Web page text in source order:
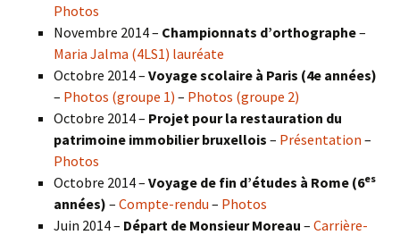
Photos
Novembre 2014 – Championnats d’orthographe–
Maria Jalma (4LS1) lauréate
Octobre 2014 – Voyage scolaire à Paris (4e années)
– Photos (groupe 1) – Photos (groupe 2)
Octobre 2014 – Projet pour la restauration du
patrimoine immobilier bruxellois – Présentation –
Photos
Octobre 2014 – Voyage de fin d’études à Rome (6es
années) – Compte-rendu – Photos
Juin 2014 – Départ de Monsieur Moreau – Carrière-